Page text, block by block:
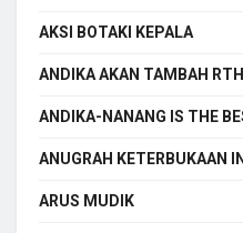
AKSI BOTAKI KEPALA
ANDIKA AKAN TAMBAH RTH
ANDIKA-NANANG IS THE
ANUGRAH KETERBUKAAN
ARUS MUDIK